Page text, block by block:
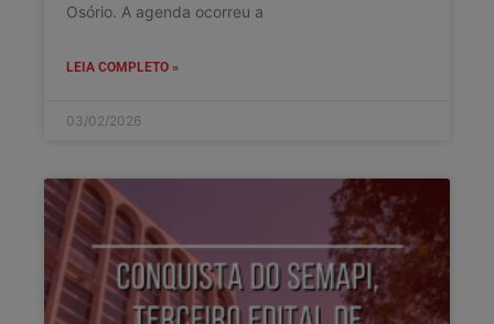
Osório. A agenda ocorreu a
LEIA COMPLETO »
03/02/2026